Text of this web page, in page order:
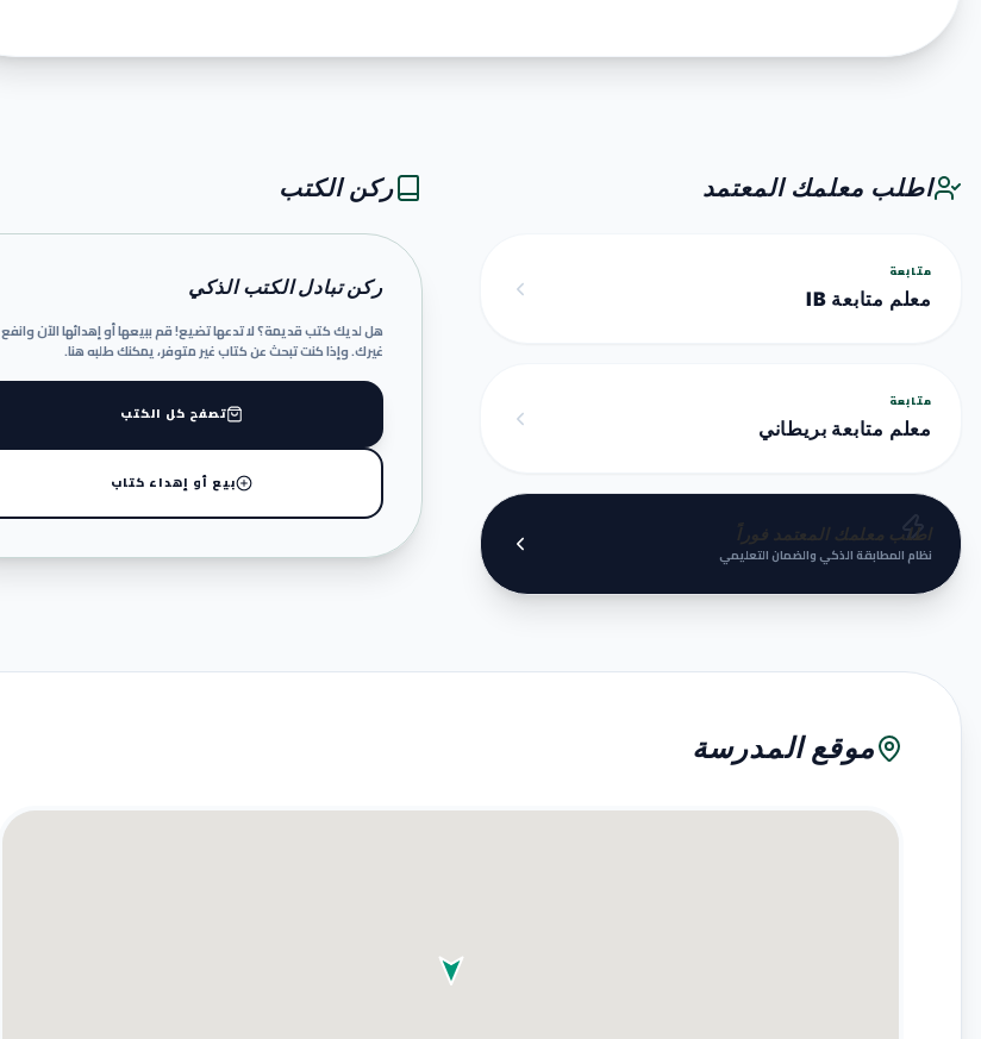
اطلب معلمك المعتمد
متابعة
معلم متابعة IB
متابعة
معلم متابعة بريطاني
اطلب معلمك المعتمد فوراً
نظام المطابقة الذكي والضمان التعليمي
ركن الكتب
ركن تبادل الكتب الذكي
هل لديك كتب قديمة؟ لا تدعها تضيع! قم ببيعها أو إهدائها الآن وانفع
غيرك. وإذا كنت تبحث عن كتاب غير متوفر، يمكنك طلبه هنا.
تصفح كل الكتب
بيع أو إهداء كتاب
موقع المدرسة